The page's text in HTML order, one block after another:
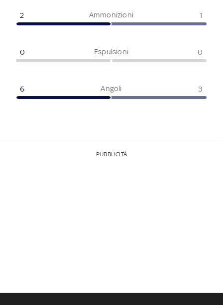
Ammonizioni
2 1
Espulsioni
0 0
Angoli
6 3
PUBBLICITÀ